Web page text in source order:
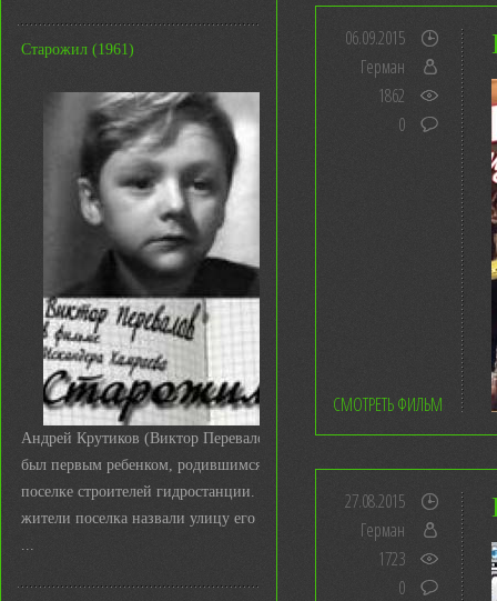
Старожил (1961)
Андрей Крутиков (Виктор Перевалов)
был первым ребенком, родившимся в
поселке строителей гидростанции. И
жители поселка назвали улицу его име
...
06.09.2015
Герман
1862
0
СМОТРЕТЬ ФИЛЬМ
27.08.2015
Герман
1723
0